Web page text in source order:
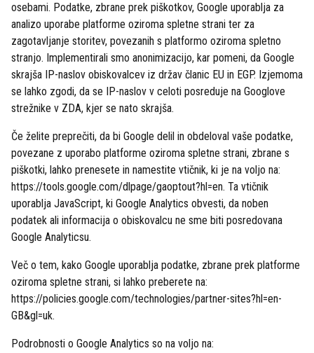
osebami. Podatke, zbrane prek piškotkov, Google uporablja za
analizo uporabe platforme oziroma spletne strani ter za
zagotavljanje storitev, povezanih s platformo oziroma spletno
stranjo. Implementirali smo anonimizacijo, kar pomeni, da Google
skrajša IP-naslov obiskovalcev iz držav članic EU in EGP. Izjemoma
se lahko zgodi, da se IP-naslov v celoti posreduje na Googlove
strežnike v ZDA, kjer se nato skrajša.
Če želite preprečiti, da bi Google delil in obdeloval vaše podatke,
povezane z uporabo platforme oziroma spletne strani, zbrane s
piškotki, lahko prenesete in namestite vtičnik, ki je na voljo na:
https://tools.google.com/dlpage/gaoptout?hl=en. Ta vtičnik
uporablja JavaScript, ki Google Analytics obvesti, da noben
podatek ali informacija o obiskovalcu ne sme biti posredovana
Google Analyticsu.
Več o tem, kako Google uporablja podatke, zbrane prek platforme
oziroma spletne strani, si lahko preberete na:
https://policies.google.com/technologies/partner-sites?hl=en-
GB&gl=uk.
Podrobnosti o Google Analytics so na voljo na: